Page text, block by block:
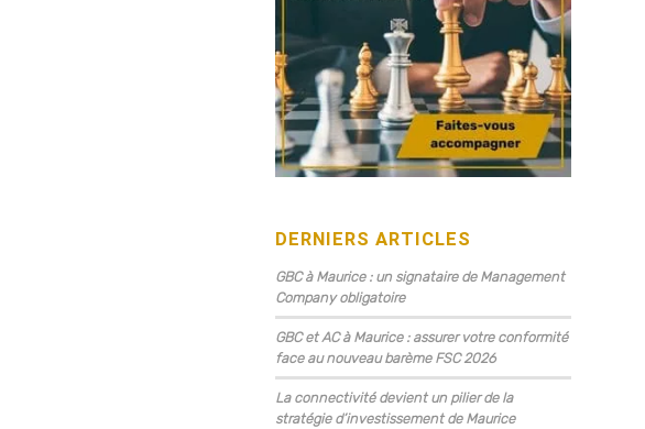
DERNIERS ARTICLES
GBC à Maurice : un signataire de Management
Company obligatoire
GBC et AC à Maurice : assurer votre conformité
face au nouveau barème FSC 2026
La connectivité devient un pilier de la
stratégie d’investissement de Maurice